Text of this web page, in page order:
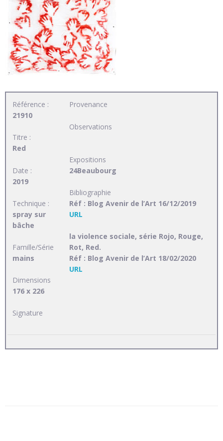
Référence :
21910
Titre :
Red
Date :
2019
Technique :
spray sur
bâche
Famille/Série
mains
Dimensions
176 x 226
Signature
Provenance
Observations
Expositions
24Beaubourg
Bibliographie
Réf : Blog Avenir de l’Art 16/12/2019
URL
la violence sociale, série Rojo, Rouge,
Rot, Red.
Réf : Blog Avenir de l’Art 18/02/2020
URL